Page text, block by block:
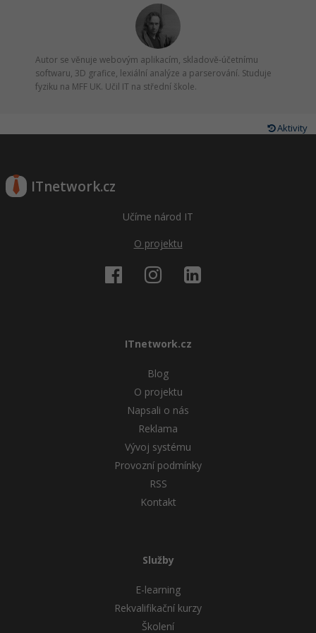
Autor se věnuje webovým aplikacím, skladově-účetnímu
softwaru, 3D grafice, lexiální analýze a parserování. Studuje
fyziku na MFF UK. Učil IT na střední škole.
Aktivity
ITnetwork.cz
Učíme národ IT
O projektu
ITnetwork.cz
Blog
O projektu
Napsali o nás
Reklama
Vývoj systému
Provozní podmínky
RSS
Kontakt
Služby
E-learning
Rekvalifikační kurzy
Školení